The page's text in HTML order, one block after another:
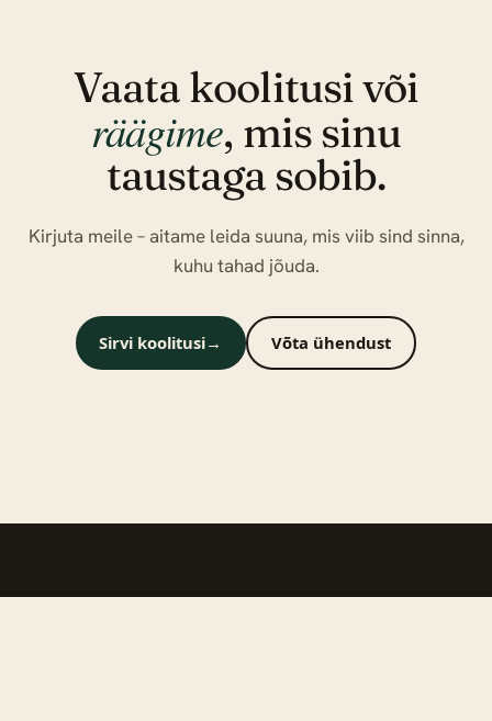
Vaata koolitusi või
räägime, mis sinu
taustaga sobib.
Kirjuta meile – aitame leida suuna, mis viib sind sinna,
kuhu tahad jõuda.
Sirvi koolitusi→ Võta ühendust